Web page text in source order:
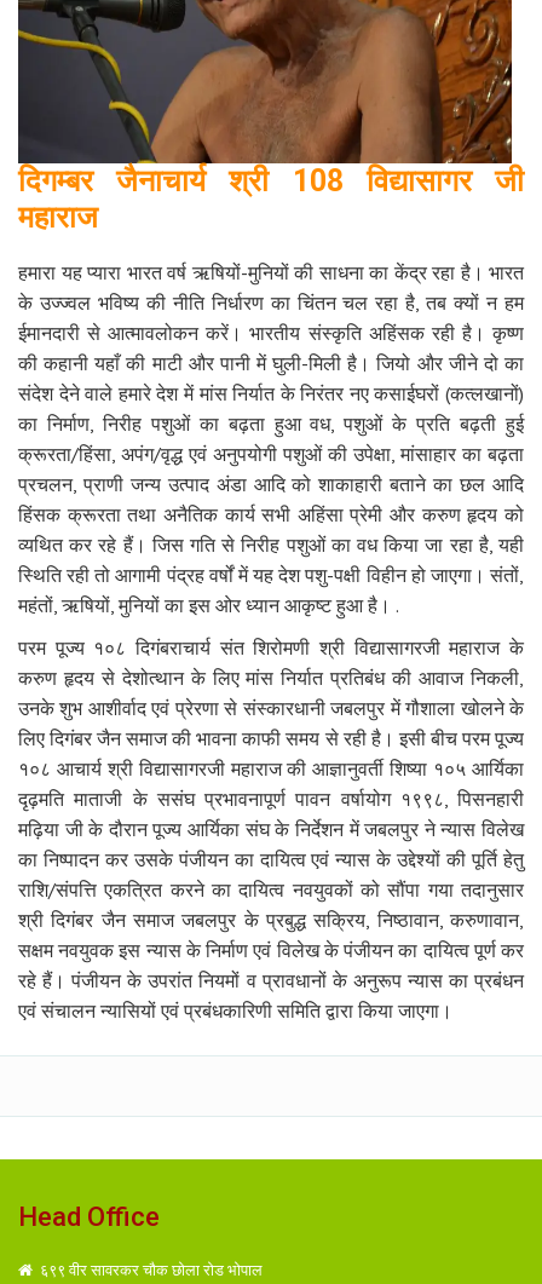
दिगम्बर जैनाचार्य श्री 108 विद्यासागर जी
महाराज
हमारा यह प्यारा भारत वर्ष ऋषियों-मुनियों की साधना का केंद्र रहा है। भारत
के उज्ज्वल भविष्य की नीति निर्धारण का चिंतन चल रहा है, तब क्यों न हम
ईमानदारी से आत्मावलोकन करें। भारतीय संस्कृति अहिंसक रही है। कृष्ण
की कहानी यहाँ की माटी और पानी में घुली-मिली है। जियो और जीने दो का
संदेश देने वाले हमारे देश में मांस निर्यात के निरंतर नए कसाईघरों (कत्लखानों)
का निर्माण, निरीह पशुओं का बढ़ता हुआ वध, पशुओं के प्रति बढ़ती हुई
क्रूरता/हिंसा, अपंग/वृद्ध एवं अनुपयोगी पशुओं की उपेक्षा, मांसाहार का बढ़ता
प्रचलन, प्राणी जन्य उत्पाद अंडा आदि को शाकाहारी बताने का छल आदि
हिंसक क्रूरता तथा अनैतिक कार्य सभी अहिंसा प्रेमी और करुण हृदय को
व्यथित कर रहे हैं। जिस गति से निरीह पशुओं का वध किया जा रहा है, यही
स्थिति रही तो आगामी पंद्रह वर्षों में यह देश पशु-पक्षी विहीन हो जाएगा। संतों,
महंतों, ऋषियों, मुनियों का इस ओर ध्यान आकृष्ट हुआ है। .
परम पूज्य १०८ दिगंबराचार्य संत शिरोमणी श्री विद्यासागरजी महाराज के
करुण हृदय से देशोत्थान के लिए मांस निर्यात प्रतिबंध की आवाज निकली,
उनके शुभ आशीर्वाद एवं प्रेरणा से संस्कारधानी जबलपुर में गौशाला खोलने के
लिए दिगंबर जैन समाज की भावना काफी समय से रही है। इसी बीच परम पूज्य
१०८ आचार्य श्री विद्यासागरजी महाराज की आज्ञानुवर्ती शिष्या १०५ आर्यिका
दृढ़मति माताजी के ससंघ प्रभावनापूर्ण पावन वर्षायोग १९९८, पिसनहारी
मढ़िया जी के दौरान पूज्य आर्यिका संघ के निर्देशन में जबलपुर ने न्यास विलेख
का निष्पादन कर उसके पंजीयन का दायित्व एवं न्यास के उद्देश्यों की पूर्ति हेतु
राशि/संपत्ति एकत्रित करने का दायित्व नवयुवकों को सौंपा गया तदानुसार
श्री दिगंबर जैन समाज जबलपुर के प्रबुद्ध सक्रिय, निष्ठावान, करुणावान,
सक्षम नवयुवक इस न्यास के निर्माण एवं विलेख के पंजीयन का दायित्व पूर्ण कर
रहे हैं। पंजीयन के उपरांत नियमों व प्रावधानों के अनुरूप न्यास का प्रबंधन
एवं संचालन न्यासियों एवं प्रबंधकारिणी समिति द्वारा किया जाएगा।
Head Office
६९९ वीर सावरकर चौक छोला रोड भोपाल